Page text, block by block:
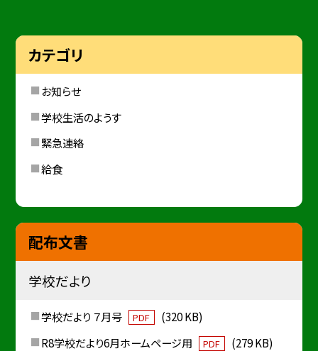
カテゴリ
お知らせ
学校生活のようす
緊急連絡
給食
配布文書
学校だより
学校だより ７月号 PDF
(320 KB)
R8学校だより6月ホームページ用
PDF
(279 KB)